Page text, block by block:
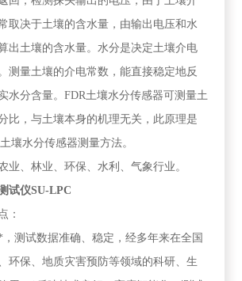
取决于土壤的含水量，由输出电压和水
出土壤的含水量。水分是决定土壤介电
测量土壤的介电常数，能直接稳定地反
水分含量。FDR土壤水分传感器可测量土
比，与土壤本身的机理无关，此原理是
壤水分传感器测量方法。
业、林业、环保、水利、气象行业。
试仪SU-LPC
：
测试数据准确、稳定，经多年来在全国
环保、地质灾害预防等领域的科研、生